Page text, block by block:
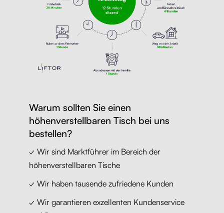
Warum sollten Sie einen
höhenverstellbaren Tisch bei uns
bestellen?
✓ Wir sind Marktführer im Bereich der
höhenverstellbaren Tische
✓ Wir haben tausende zufriedene Kunden
✓ Wir garantieren exzellenten Kundenservice